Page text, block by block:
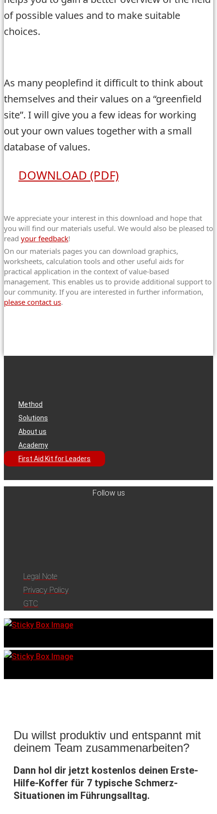
of possible values and to make suitable
choices.
As many peoplefind it difficult to think about
themselves and their values on a “greenfield
site”. I will give you a few ideas for working
out your own values together with a small
database of values.
DOWNLOAD (PDF)
We appreciate your interest in this download and hope that
you will find our materials useful. We would also be pleased to
read your feedback!
On our materials pages you can download graphics,
worksheets, calculation tools and other useful aids for
practical application in the context of value-based
management. This enables us to provide additional support to
our community. If you are interested in further information,
please contact us.
Method
Solutions
About us
Academy
First Aid Kit for Leaders
Follow us
Legal Note
Privacy Policy
GTC
Du willst produktiv und entspannt mit
deinem Team zusammenarbeiten?
Dann hol dir jetzt kostenlos deinen Erste-
Hilfe-Koffer für 7 typische Schmerz-
Situationen im Führungsalltag.